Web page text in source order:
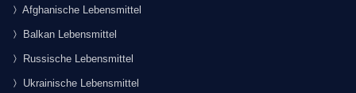
Afghanische Lebensmittel
Balkan Lebensmittel
Russische Lebensmittel
Ukrainische Lebensmittel